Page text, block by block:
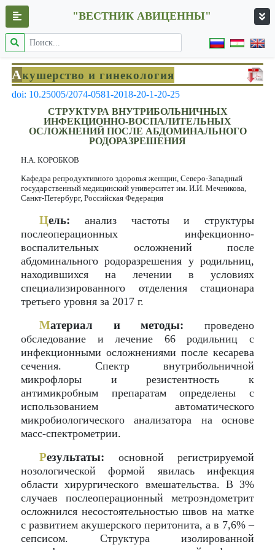
"ВЕСТНИК АВИЦЕННЫ"
Акушерство и гинекология
doi: 10.25005/2074-0581-2018-20-1-20-25
СТРУКТУРА ВНУТРИБОЛЬНИЧНЫХ
ИНФЕКЦИОННО-ВОСПАЛИТЕЛЬНЫХ
ОСЛОЖНЕНИЙ ПОСЛЕ АБДОМИНАЛЬНОГО
РОДОРАЗРЕШЕНИЯ
Н.А. КОРОБКОВ
Кафедра репродуктивного здоровья женщин, Северо-Западный
государственный медицинский университет им. И.И. Мечникова,
Санкт-Петербург, Российская Федерация
Цель: анализ частоты и структуры
послеоперационных инфекционно-
воспалительных осложнений после
абдоминального родоразрешения у родильниц,
находившихся на лечении в условиях
специализированного отделения стационара
третьего уровня за 2017 г.
Материал и методы: проведено
обследование и лечение 66 родильниц с
инфекционными осложнениями после кесарева
сечения. Спектр внутрибольничной
микрофлоры и резистентность к
антимикробным препаратам определены с
использованием автоматического
микробиологического анализатора на основе
масс-спектрометрии.
Результаты: основной регистрируемой
нозологической формой явилась инфекция
области хирургического вмешательства. В 3%
случаев послеоперационный метроэндометрит
осложнился несостоятельностью швов на матке
с развитием акушерского перитонита, а в 7,6% –
сепсисом. Структура изолированной